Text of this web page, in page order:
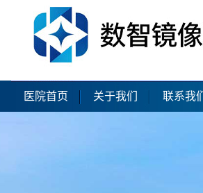
医院首页 关于我们 联系我